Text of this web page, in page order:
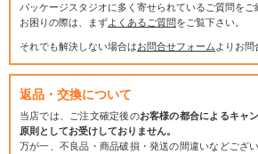
パッケージスタジオに多く寄せられているご質問をご
お困りの際は、まずよくあるご質問をご覧下さい。
それでも解決しない場合はお問合せフォーム よりお問
返品・交換について
当店では、ご注文確定後のお客様の都合によるキャ
原則としてお受けしておりません。
万が一、不良品・商品破損・発送の間違いなどござ